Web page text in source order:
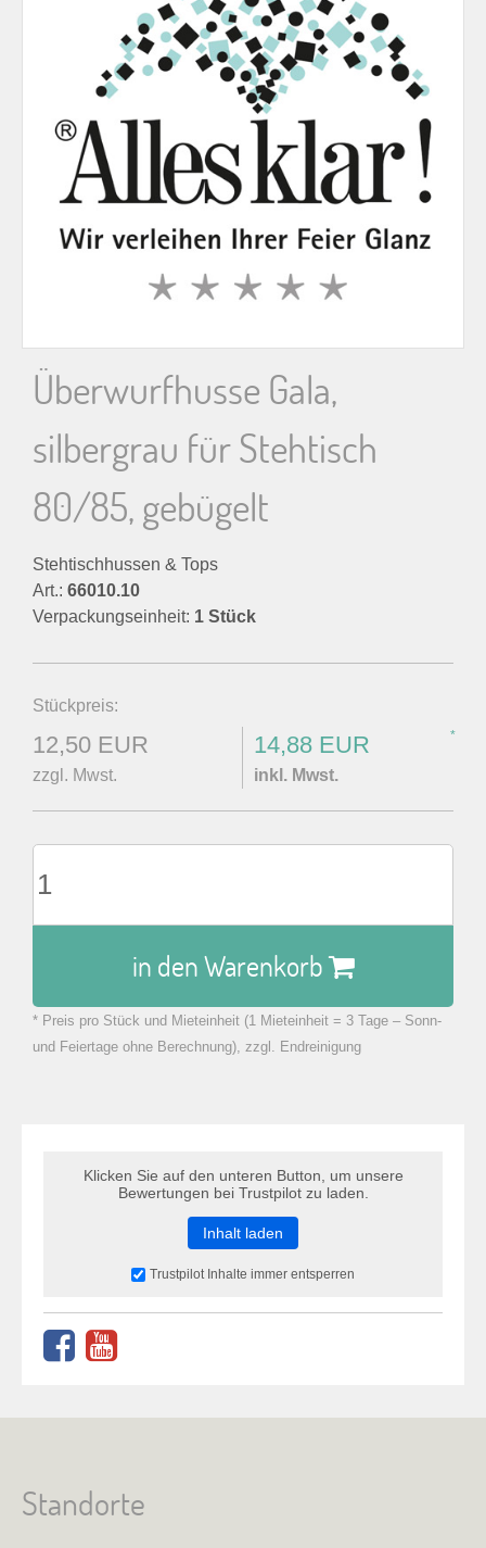
a
h
Überwurfhusse Gala,
silbergrau für Stehtisch
80/85, gebügelt
Stehtischhussen & Tops
Art.: 66010.10
Verpackungseinheit: 1 Stück
Stückpreis:
12,50 EUR
zzgl. Mwst.
14,88 EUR *
inkl. Mwst.
in den Warenkorb
zu Warenkorb hinzugefügt.
* Preis pro Stück und Mieteinheit (1 Mieteinheit = 3 Tage – Sonn-
und Feiertage ohne Berechnung), zzgl. Endreinigung
Klicken Sie auf den unteren Button, um unsere
Bewertungen bei Trustpilot zu laden.
Inhalt laden
Trustpilot Inhalte immer entsperren
Standorte